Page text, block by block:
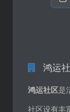
鸿运
鸿运社区是
社区设有丰